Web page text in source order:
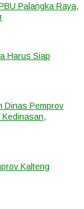
Palangka Raya,
Harus Siap
Dinas Pemprov
Kalteng